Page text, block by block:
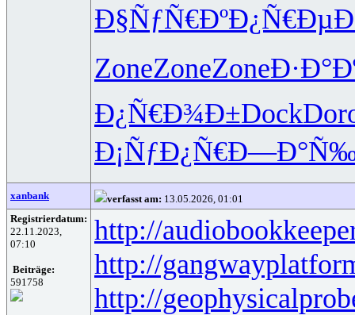
Ð§ÑƒÑ€Ðº
ZoneZoneZone
Ð¿Ñ€Ð¾Ð±Dock
Ð¡ÑƒÐ¿Ñ€
xanbank verfasst am: 13.05.2026, 01:01
Registrierdatum:
22.11.2023,
07:10
Beiträge:
591758
http://
http://
http://